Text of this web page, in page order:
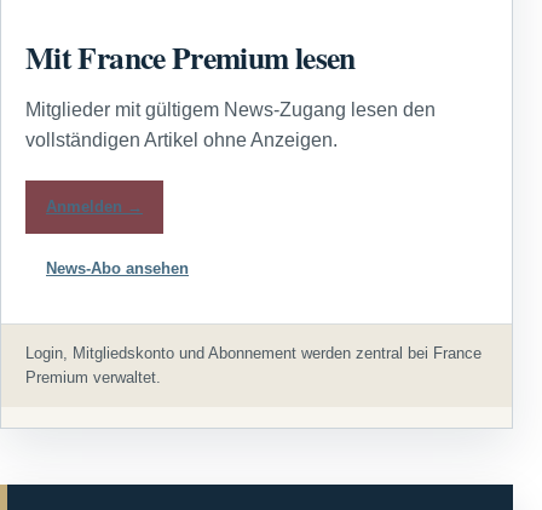
Mit France Premium lesen
Mitglieder mit gültigem News-Zugang lesen den
vollständigen Artikel ohne Anzeigen.
Anmelden →
News-Abo ansehen
Login, Mitgliedskonto und Abonnement werden zentral bei France
Premium verwaltet.